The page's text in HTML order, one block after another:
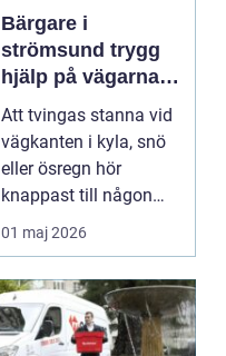
Bärgare i
strömsund trygg
hjälp på vägarna
året runt
Att tvingas stanna vid
vägkanten i kyla, snö
eller ösregn hör
knappast till någon
bilägares drömscen...
01 maj 2026